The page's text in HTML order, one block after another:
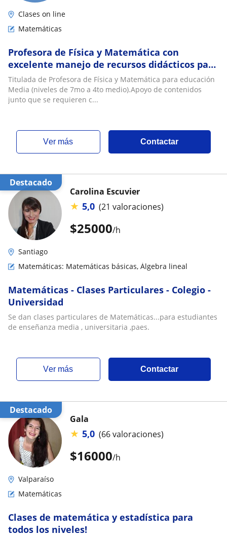
Clases on line
Matemáticas
Profesora de Física y Matemática con
excelente manejo de recursos didácticos para
facilitar la comprensión
Titulada de Profesora de Física y Matemática para educación
Media (niveles de 7mo a 4to medio).Apoyo de contenidos
junto que se requieren c...
ver más Contactar
Destacado
$25000/h
Carolina Escuvier
★ 5,0 (21 valoraciones)
Santiago
Matemáticas: Matemáticas básicas, Álgebra lineal
Matemáticas - Clases Particulares - Colegio -
Universidad
Se dan clases particulares de Matemáticas...para estudiantes
de enseñanza media , universitaria ,paes.
ver más Contactar
Destacado
$16000/h
Gala
★ 5,0 (66 valoraciones)
Valparaíso
Matemáticas
Clases de matemática y estadística para
todos los niveles!